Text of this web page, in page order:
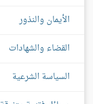
الأيمان والنذور
القضاء والشهادات
السياسة الشرعية